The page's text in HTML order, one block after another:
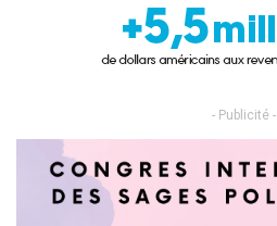
- Publicité -